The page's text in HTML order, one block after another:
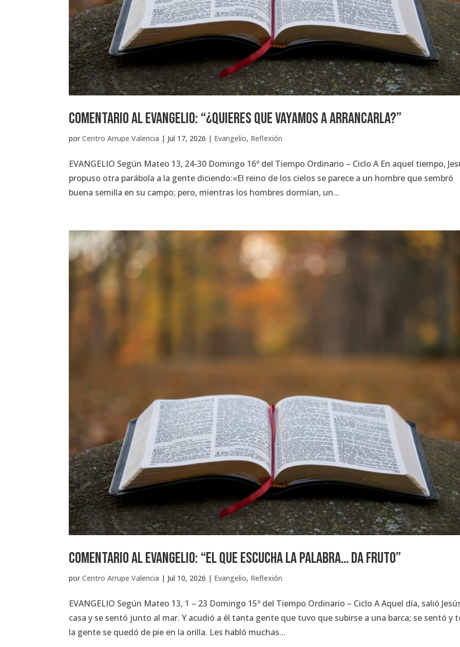
Comentario al Evangelio: “¿QUIERES QUE VAYAMOS A ARRANCARLA?”
porCentro Arrupe Valencia | Jul 17, 2026 | Evangelio, Reflexión
EVANGELIO Según Mateo 13, 24-30 Domingo 16º del Tiempo Ordinario – Ciclo A En aquel tiempo,
propuso otra parábola a la gente diciendo:«El reino de los cielos se parece a un hombre que sembró
buena semilla en su campo; pero, mientras los hombres dormían, un...
Comentario al Evangelio: “EL QUE ESCUCHA LA PALABRA… DA FRUTO”
porCentro Arrupe Valencia | Jul 10, 2026 | Evangelio, Reflexión
EVANGELIO Según Mateo 13, 1 – 23 Domingo 15º del Tiempo Ordinario – Ciclo A Aquel día, salió
casa y se sentó junto al mar. Y acudió a él tanta gente que tuvo que subirse a una barca; se sentó y
la gente se quedó de pie en la orilla. Les habló muchas...